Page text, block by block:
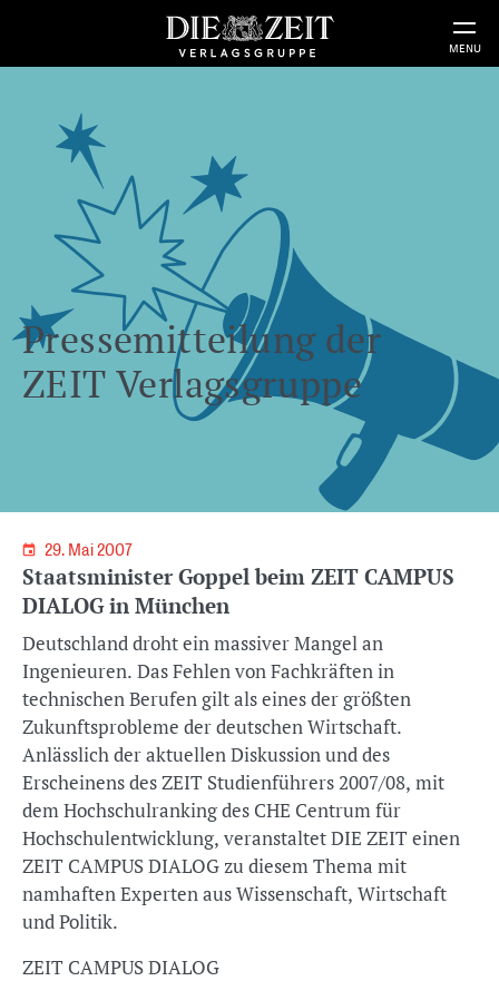
MENU
Pressemitteilung der
ZEIT Verlagsgruppe
29. Mai 2007
Staatsminister Goppel beim ZEIT CAMPUS
DIALOG in München
Deutschland droht ein massiver Mangel an
Ingenieuren. Das Fehlen von Fachkräften in
technischen Berufen gilt als eines der größten
Zukunftsprobleme der deutschen Wirtschaft.
Anlässlich der aktuellen Diskussion und des
Erscheinens des ZEIT Studienführers 2007/08, mit
dem Hochschulranking des CHE Centrum für
Hochschulentwicklung, veranstaltet DIE ZEIT einen
ZEIT CAMPUS DIALOG zu diesem Thema mit
namhaften Experten aus Wissenschaft, Wirtschaft
und Politik.
ZEIT CAMPUS DIALOG